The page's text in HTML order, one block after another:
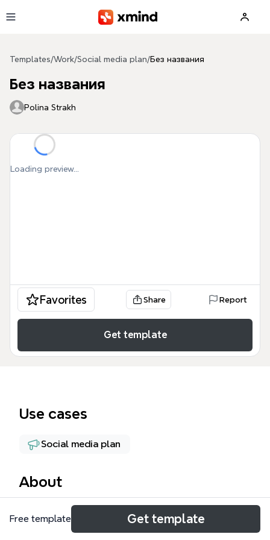
Templates/Work/Social media plan/Без названия
Без названия
Polina Strakh
Loading preview...
Favorites Share Report
Get template
Use cases
Social media plan
About
Этот шаблон «Саша» представляет собой
комплексную стратегию контент-плана для
Free template Get template